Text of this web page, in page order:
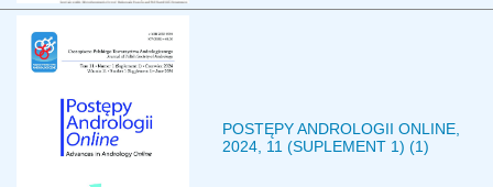
POSTĘPY ANDROLOGII ONLINE,
2024, 11 (SUPLEMENT 1) (1)